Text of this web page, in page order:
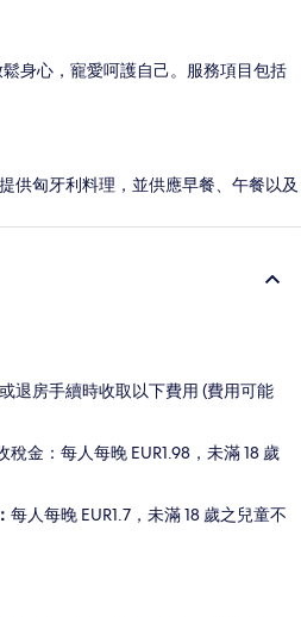
身心，寵愛呵護自己。服務項目包括
供匈牙利料理，並供應早餐、午餐以及
退房手續時收取以下費用 (費用可能
金：每人每晚 EUR1.98，未滿 18 歲
每人每晚 EUR1.7，未滿 18 歲之兒童不